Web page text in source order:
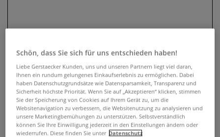
GRAPHOPLEX Zeichendreieck
0 Bewertungen
GRAPHOPLEX Zeichendreieck mit 3 Tuschekanten. Das
Schön, dass Sie sich für uns entschieden haben!
Liebe Gerstaecker Kunden, uns und unseren Partnern liegt viel daran,
Ihnen ein rundum gelungenes Einkaufserlebnis zu ermöglichen. Dabei
haben Datenschutzgrundsätze wie Datensparsamkeit, Transparenz und
Sicherheit höchste Priorität. Wenn Sie auf „Akzeptieren“ klicken, stimmen
Sie der Speicherung von Cookies auf Ihrem Gerät zu, um die
Websitenavigation zu verbessern, die Websitenutzung zu analysieren und
unsere Marketingbemühungen zu unterstützen. Selbstverständlich
können Sie Ihre Einwilligung jederzeit in den Einstellungen ändern oder
wiederrufen. Diese finden Sie unter Datenschutz